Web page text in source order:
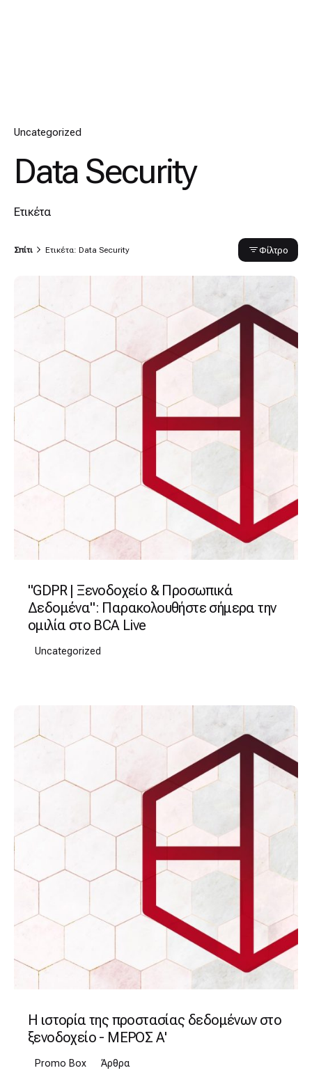
Uncategorized
Data Security
Ετικέτα
Σπίτι Ετικέτα: Data Security Φίλτρο
"GDPR | Ξενοδοχείο & Προσωπικά
Δεδομένα": Παρακολουθήστε σήμερα την
ομιλία στο BCA Live
Uncategorized
Η ιστορία της προστασίας δεδομένων στο
ξενοδοχείο - ΜΕΡΟΣ Α'
Promo Box Άρθρα